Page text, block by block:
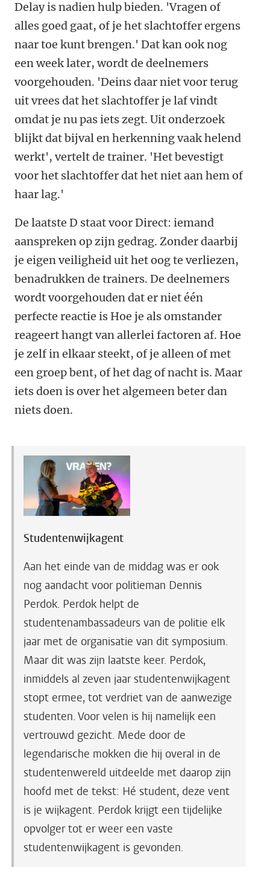
Delay is nadien hulp bieden. 'Vragen of
alles goed gaat, of je het slachtoffer ergens
naar toe kunt brengen.' Dat kan ook nog
een week later, wordt de deelnemers
voorgehouden. 'Deins daar niet voor terug
uit vrees dat het slachtoffer je laf vindt
omdat je nu pas iets zegt. Uit onderzoek
blijkt dat bijval en herkenning vaak helend
werkt', vertelt de trainer. 'Het bevestigt
voor het slachtoffer dat het niet aan hem of
haar lag.'
De laatste D staat voor Direct: iemand
aanspreken op zijn gedrag. Zonder daarbij
je eigen veiligheid uit het oog te verliezen,
benadrukken de trainers. De deelnemers
wordt voorgehouden dat er niet één
perfecte reactie is Hoe je als omstander
reageert hangt van allerlei factoren af. Hoe
je zelf in elkaar steekt, of je alleen of met
een groep bent, of het dag of nacht is. Maar
iets doen is over het algemeen beter dan
niets doen.
Studentenwijkagent
Aan het einde van de middag was er ook
nog aandacht voor politieman Dennis
Perdok. Perdok helpt de
studentenambassadeurs van de politie elk
jaar met de organisatie van dit symposium.
Maar dit was zijn laatste keer. Perdok,
inmiddels al zeven jaar studentenwijkagent
stopt ermee, tot verdriet van de aanwezige
studenten. Voor velen is hij namelijk een
vertrouwd gezicht. Mede door de
legendarische mokken die hij overal in de
studentenwereld uitdeelde met daarop zijn
hoofd met de tekst: Hé student, deze vent
is je wijkagent. Perdok krijgt een tijdelijke
opvolger tot er weer een vaste
studentenwijkagent is gevonden.